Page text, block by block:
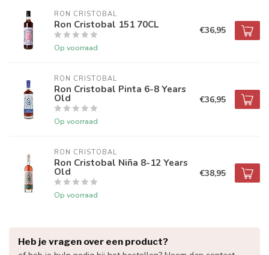
RON CRISTOBAL
Ron Cristobal 151 70CL
Op voorraad
€36,95
RON CRISTOBAL
Ron Cristobal Pinta 6-8 Years
Old
Op voorraad
€36,95
RON CRISTOBAL
Ron Cristobal Niña 8-12 Years
Old
Op voorraad
€38,95
Heb je vragen over een product?